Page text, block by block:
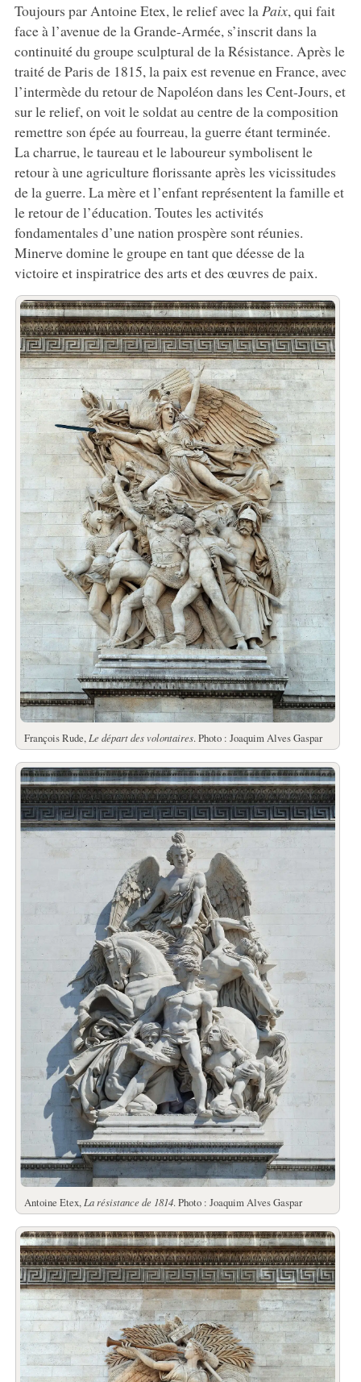
Toujours par Antoine Etex, le relief avec laPaix, qui fait
face à l’avenue de la Grande-Armée, s’inscrit dans la
continuité du groupe sculptural de la Résistance. Après le
traité de Paris de 1815, la paix est revenue en France, avec
l’intermède du retour de Napoléon dans les Cent-Jours, et
sur le relief, on voit le soldat au centre de la composition
remettre son épée au fourreau, la guerre étant terminée.
La charrue, le taureau et le laboureur symbolisent le
retour à une agriculture florissante après les vicissitudes
de la guerre. La mère et l’enfant représentent la famille et
le retour de l’éducation. Toutes les activités
fondamentales d’une nation prospère sont réunies.
Minerve domine le groupe en tant que déesse de la
victoire et inspiratrice des arts et des œuvres de paix.
François Rude, Le départ des volontaires. Photo : Joaquim Alves Gaspar
Antoine Etex, La résistance de 1814. Photo : Joaquim Alves Gaspar